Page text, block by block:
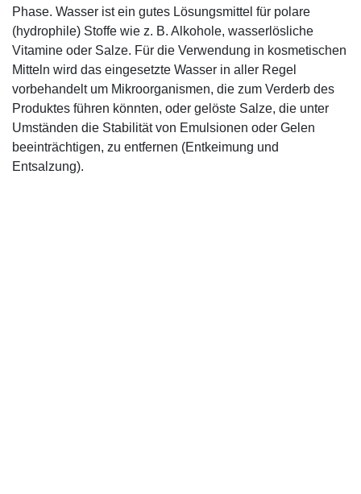
Phase. Wasser ist ein gutes Lösungsmittel für polare
(hydrophile) Stoffe wie z. B. Alkohole, wasserlösliche
Vitamine oder Salze. Für die Verwendung in kosmetischen
Mitteln wird das eingesetzte Wasser in aller Regel
vorbehandelt um Mikroorganismen, die zum Verderb des
Produktes führen könnten, oder gelöste Salze, die unter
Umständen die Stabilität von Emulsionen oder Gelen
beeinträchtigen, zu entfernen (Entkeimung und
Entsalzung).